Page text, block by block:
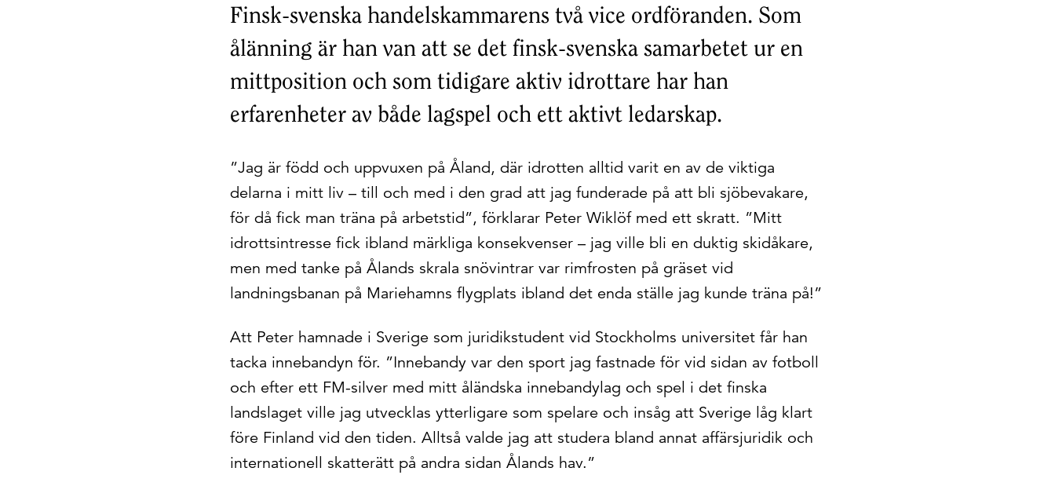
Finsk-svenska handelskammarens två vice ordföranden. Som
ålänning är han van att se det finsk-svenska samarbetet ur en
mittposition och som tidigare aktiv idrottare har han
erfarenheter av både lagspel och ett aktivt ledarskap.
”Jag är född och uppvuxen på Åland, där idrotten alltid varit en av de viktiga
delarna i mitt liv – till och med i den grad att jag funderade på att bli sjöbevakare,
för då fick man träna på arbetstid”, förklarar Peter Wiklöf med ett skratt. ”Mitt
idrottsintresse fick ibland märkliga konsekvenser – jag ville bli en duktig skidåkare,
men med tanke på Ålands skrala snövintrar var rimfrosten på gräset vid
landningsbanan på Mariehamns flygplats ibland det enda ställe jag kunde träna på!”
Att Peter hamnade i Sverige som juridikstudent vid Stockholms universitet får han
tacka innebandyn för. ”Innebandy var den sport jag fastnade för vid sidan av fotboll
och efter ett FM-silver med mitt åländska innebandylag och spel i det finska
landslaget ville jag utvecklas ytterligare som spelare och insåg att Sverige låg klart
före Finland vid den tiden. Alltså valde jag att studera bland annat affärsjuridik och
internationell skatterätt på andra sidan Ålands hav.”